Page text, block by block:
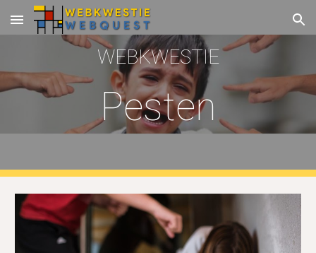
Skip to main content Skip to navigation
WEBKWESTIE
Pesten